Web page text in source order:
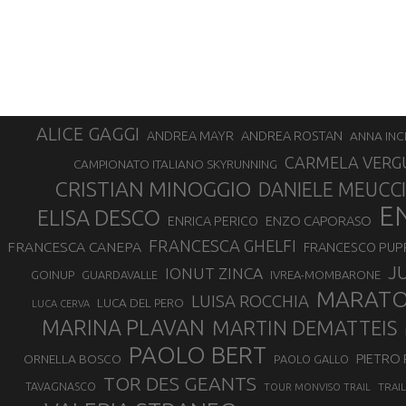
ALICE GAGGI ANDREA MAYR ANDREA ROSTAN ANNA
CAMPIONATO ITALIANO SKYRUNNING CARMELA
CRISTIAN MINOGGIO DANIELE MEUCCI
ELISA DESCO ENRICA PERICO ENZO CAPORASO
FRANCESCA CANEPA FRANCESCA GHELFI FRANCESCO
GOINUP GUARDAVALLE IONUT ZINCA IVREA-MOMBARONE
LUCA CERVA LUCA DEL PERO LUISA ROCCHIA
MARINA PLAVAN MARTIN DEMATTEIS
ORNELLA BOSCO PAOLO BERT PAOLO GALLO PIETRO
TAVAGNASCO TOR DES GEANTS TOUR MONVISO TRAIL